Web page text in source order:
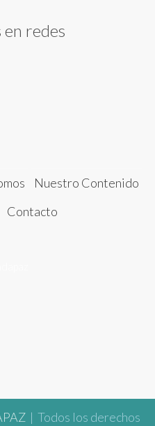
en redes
Nuestro Contenido
Contacto
| Todos los derechos